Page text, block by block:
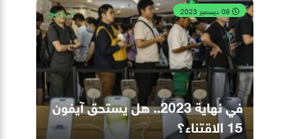
في نهاية 2023.. هل يستحق آيفون
15 الاقتناء؟